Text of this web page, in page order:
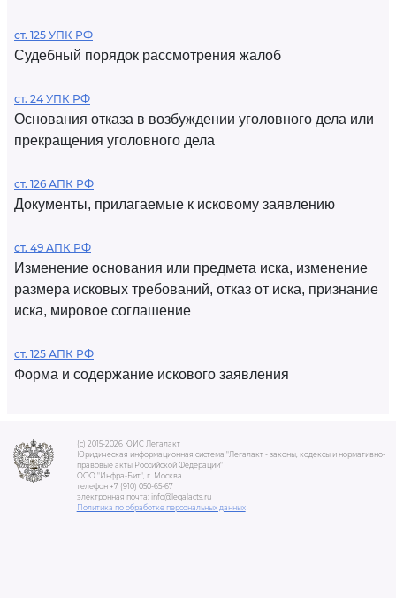
ст. 125 УПК РФ
Судебный порядок рассмотрения жалоб
ст. 24 УПК РФ
Основания отказа в возбуждении уголовного дела или
прекращения уголовного дела
ст. 126 АПК РФ
Документы, прилагаемые к исковому заявлению
ст. 49 АПК РФ
Изменение основания или предмета иска, изменение
размера исковых требований, отказ от иска, признание
иска, мировое соглашение
ст. 125 АПК РФ
Форма и содержание искового заявления
(c) 2015-2026 ЮИС Легалакт
Юридическая информационная система "Легалакт - законы, кодексы и нормативно-
правовые акты Российской Федерации"
ООО "Инфра-Бит", г. Москва.
телефон +7 (910) 050-65-67
электронная почта: info@legalacts.ru
Политика по обработке персональных данных